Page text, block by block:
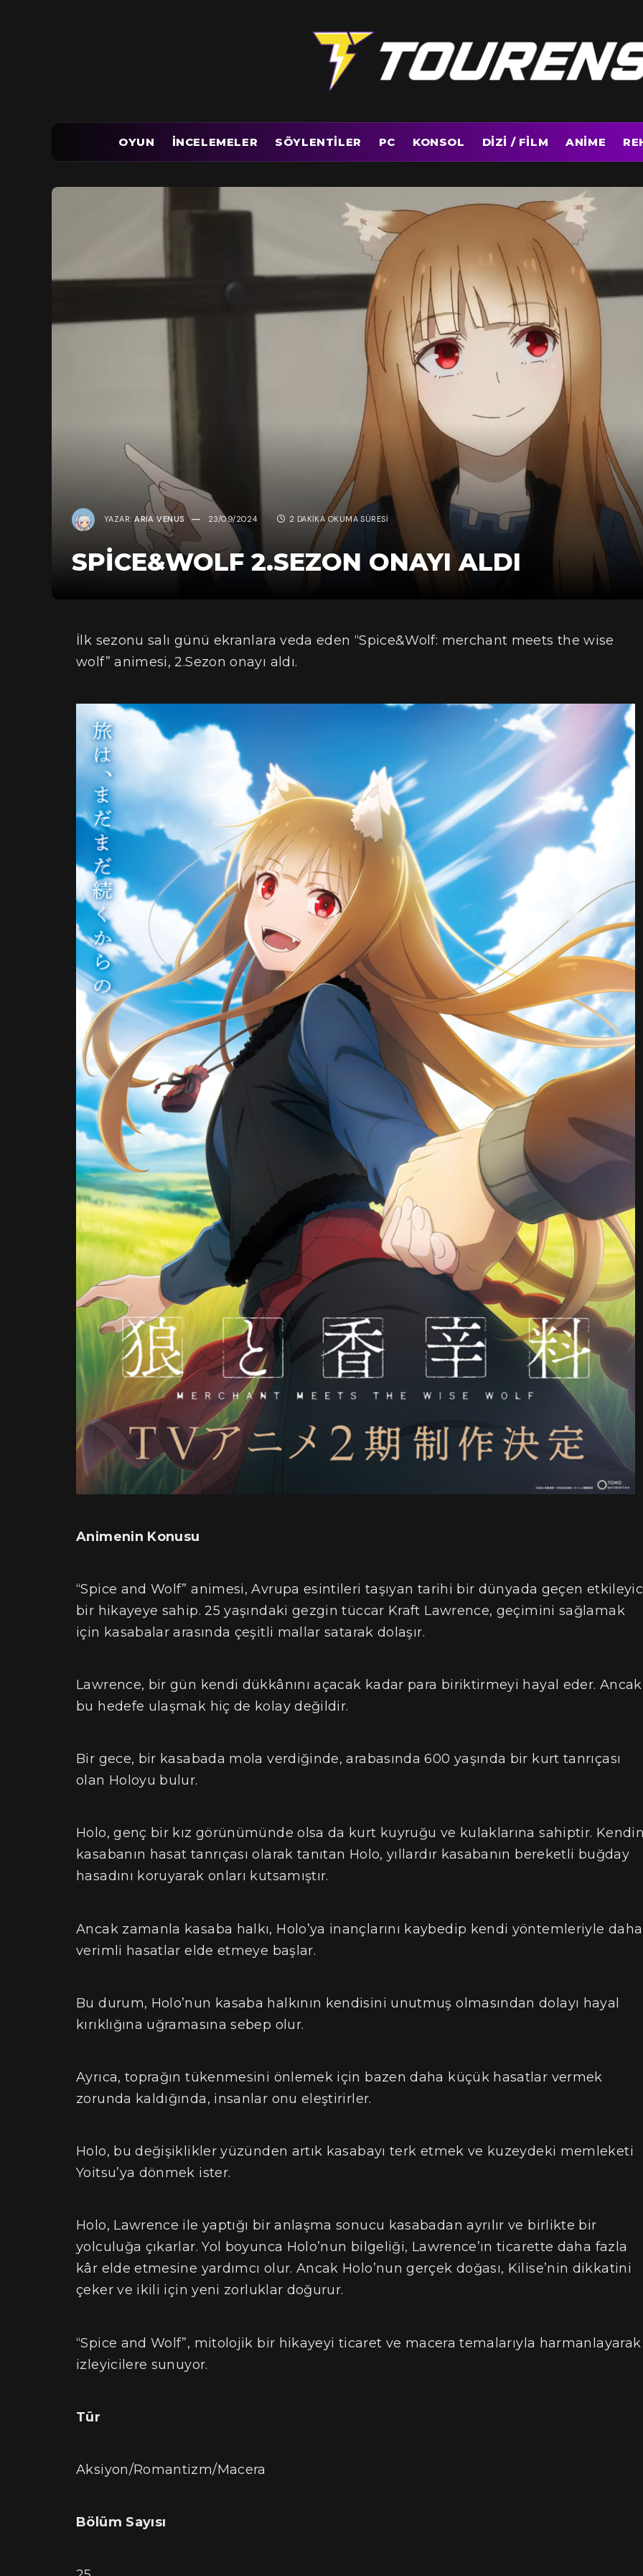
OYUN İNCELEMELER SÖYLENTILER PC KONSOL DIZI / FILM ANIME
YAZAR: ARIA VENUS 23/09/2024 2 DAKIKA OKUMA SÜRESI
SPİCE&WOLF 2.SEZON ONAYI ALDI
İlk sezonu salı günü ekranlara veda eden “Spice&Wolf: merchant meets the wise
wolf” animesi, 2.Sezon onayı aldı.
Animenin Konusu
“Spice and Wolf” animesi, Avrupa esintileri taşıyan tarihi bir dünyada geçen
bir hikayeye sahip. 25 yaşındaki gezgin tüccar Kraft Lawrence, geçimini sağlamak
için kasabalar arasında çeşitli mallar satarak dolaşır.
Lawrence, bir gün kendi dükkânını açacak kadar para biriktirmeyi hayal eder. Ancak
bu hedefe ulaşmak hiç de kolay değildir.
Bir gece, bir kasabada mola verdiğinde, arabasında 600 yaşında bir kurt tanrıçası
olan Holoyu bulur.
Holo, genç bir kız görünümünde olsa da kurt kuyruğu ve kulaklarına sahiptir.
kasabanın hasat tanrıçası olarak tanıtan Holo, yıllardır kasabanın bereketli buğday
hasadını koruyarak onları kutsamıştır.
Ancak zamanla kasaba halkı, Holo’ya inançlarını kaybedip kendi yöntemleriyle daha
verimli hasatlar elde etmeye başlar.
Bu durum, Holo’nun kasaba halkının kendisini unutmuş olmasından dolayı hayal
kırıklığına uğramasına sebep olur.
Ayrıca, toprağın tükenmesini önlemek için bazen daha küçük hasatlar vermek
zorunda kaldığında, insanlar onu eleştirirler.
Holo, bu değişiklikler yüzünden artık kasabayı terk etmek ve kuzeydeki memleketi
Yoitsu’ya dönmek ister.
Holo, Lawrence ile yaptığı bir anlaşma sonucu kasabadan ayrılır ve birlikte bir
yolculuğa çıkarlar. Yol boyunca Holo’nun bilgeliği, Lawrence’ın ticarette daha fazla
kâr elde etmesine yardımcı olur. Ancak Holo’nun gerçek doğası, Kilise’nin dikkatini
çeker ve ikili için yeni zorluklar doğurur.
“Spice and Wolf”, mitolojik bir hikayeyi ticaret ve macera temalarıyla harmanlayarak
izleyicilere sunuyor.
Tür
Aksiyon/Romantizm/Macera
Bölüm Sayısı